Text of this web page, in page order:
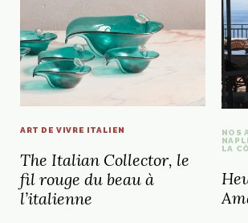
ART DE VIVRE ITALIEN
The Italian Collector, le
fil rouge du beau à
l’italienne
NOS
LA